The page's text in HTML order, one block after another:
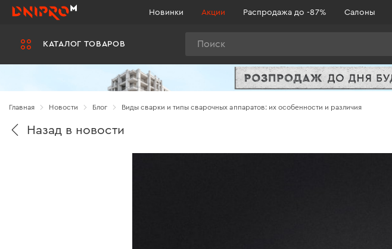
КАТАЛОГ ТОВАРОВ
Новинки Акции Распродажа до -87% Салоны
Главная Новости Блог Виды сварки и типы сварочных аппаратов: их особенности и различия
Назад в новости